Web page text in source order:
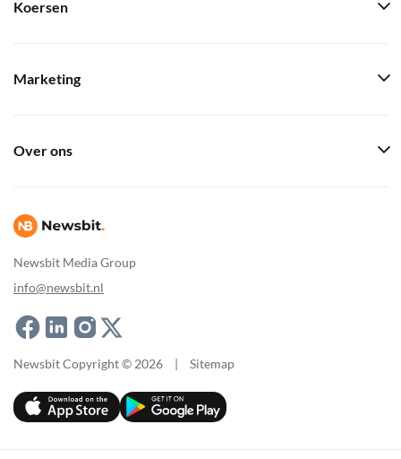
Newsbit Media Group
info@newsbit.nl
Koersen
Marketing
Over ons
Newsbit Copyright © 2026 | Sitemap